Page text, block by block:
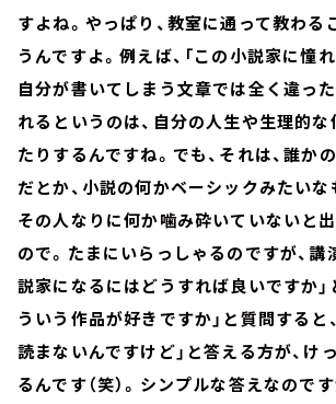
すよね。やっぱり、教室に通って教わる
うんですよ。例えば、「この小説家に憧れ
自分が書いてしまう文章では全く違っ
れるというのは、自分の人生や生理的
たりするんですね。でも、それは、誰か
だとか、小説の何かベーシックみたいな
その人なりに何か噛み砕いていないと
ので。たまにいらっしゃるのですが、講
説家になるにはどうすれば良いですか」
ういう作品が好きですか」と質問すると
読まないんですけど」と答える方が、け
るんです（笑）。シンプルな答えなので